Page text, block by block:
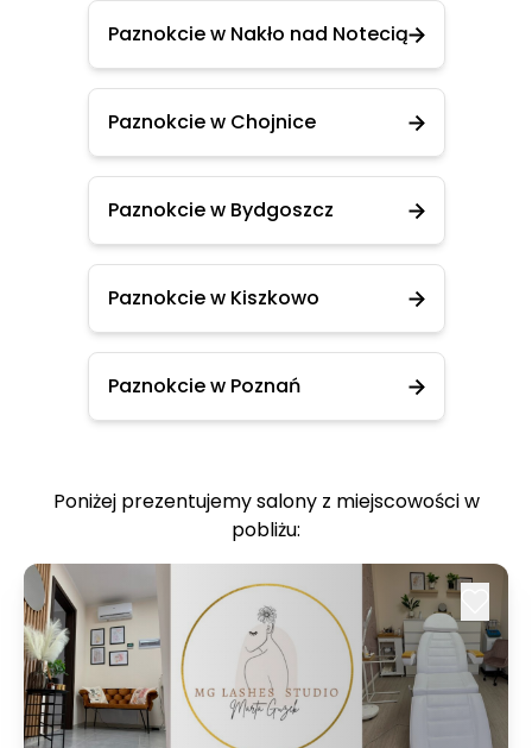
Paznokcie w Nakło nad Notecią
Paznokcie w Chojnice
Paznokcie w Bydgoszcz
Paznokcie w Kiszkowo
Paznokcie w Poznań
Poniżej prezentujemy salony z miejscowości w
pobliżu: